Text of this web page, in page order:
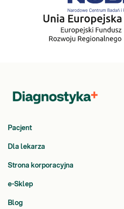
Pacjent
Dla lekarza
Strona korporacyjna
e-Sklep
Blog